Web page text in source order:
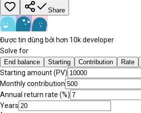
Share
Được tin dùng bởi hơn 10k developer
Solve for
End balance Starting Contribution Rate
Starting amount (PV)
Monthly contribution
Annual return rate (%)
Years